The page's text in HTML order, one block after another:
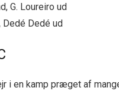
G. Loureiro ud
Dedé Dedé ud
i en kamp præget af